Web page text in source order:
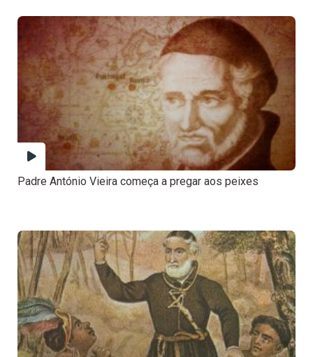
Padre António Vieira começa a pregar aos peixes